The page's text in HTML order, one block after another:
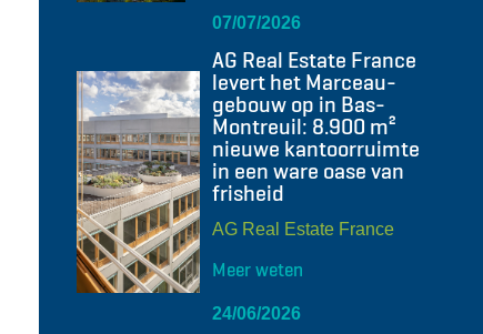
07/07/2026
AG Real Estate France
levert het Marceau-
gebouw op in Bas-
Montreuil: 8.900 m²
nieuwe kantoorruimte
in een ware oase van
frisheid
AG Real Estate France
Meer weten
24/06/2026